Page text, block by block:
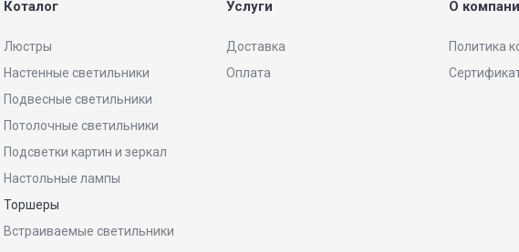
Коталог
Люстры
Настенные светильники
Подвесные светильники
Потолочные светильники
Подсветки картин и зеркал
Настольные лампы
Торшеры
Встраиваемые светильники
Услуги
Доставка
Оплата
О
Политика